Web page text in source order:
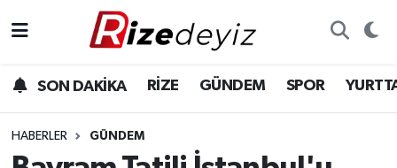
SON DAKİKA RİZE GÜNDEM SPOR
HABERLER GÜNDEM
Gündem
Yurttan Haberler
Rize Hava Durumu
Rize Trafik Yoğunluk Haritası